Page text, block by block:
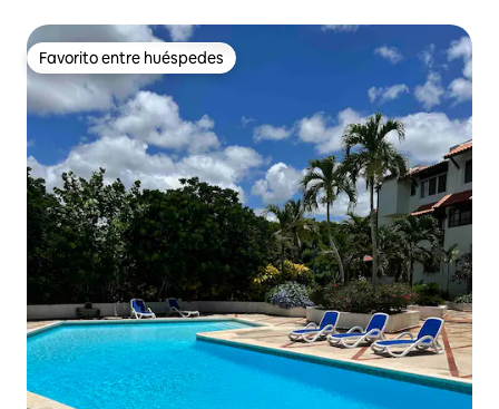
Favorito entre huéspedes
Favorito entre huéspedes